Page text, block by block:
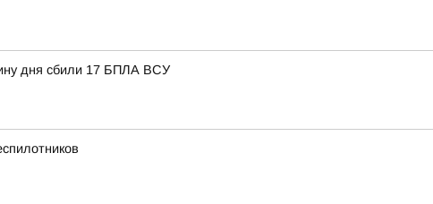
дня сбили 17 БПЛА ВСУ